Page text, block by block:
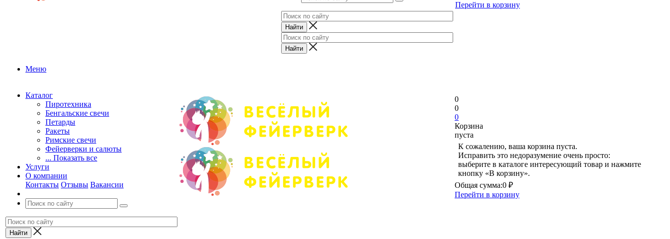
Перейти в корзину
Меню
Каталог
Пиротехника
Бенгальские свечи
Петарды
Ракеты
Римские свечи
Фейерверки и салюты
... Показать все
Услуги
О компании
Контакты Отзывы Вакансии
0
0
0
Корзина
пуста
К сожалению, ваша корзина пуста.
Исправить это недоразумение очень просто:
выберите в каталоге интересующий товар и нажмите
кнопку «В корзину».
Общая сумма:0 ₽
Перейти в корзину